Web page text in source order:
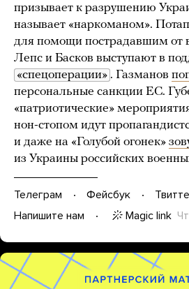
призывает к разрушению
называет «наркоманом». Потап
для помощи пострадавшим от
Лепс и Басков выступают в
«спецоперации» . Газманов
персональные санкции ЕС.
«патриотические»
нон-стопом идут
и даже на «Голубой огонек»
из Украины российских
Телеграм Фейсбук
Напишите нам
Magic link